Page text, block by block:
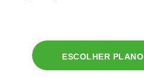
ESCOLHER